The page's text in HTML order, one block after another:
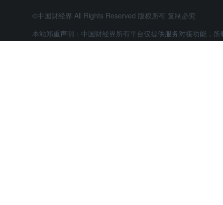
©中国财经界 All Rights Reserved 版权所有 复制必究
本站郑重声明：中国财经界所有平台仅提供服务对接功能，